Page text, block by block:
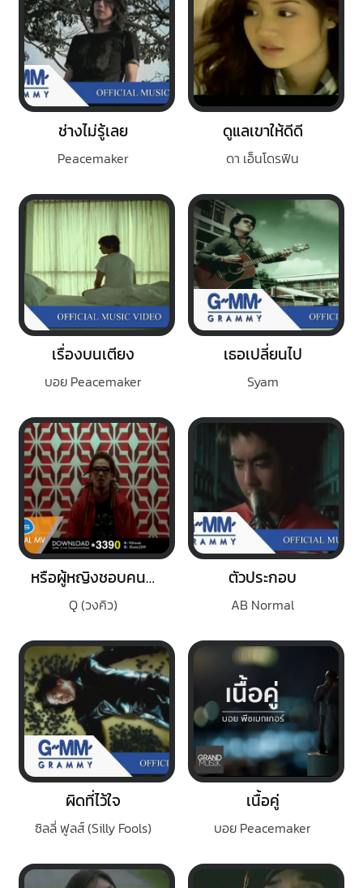
ช่างไม่รู้เลย
Peacemaker
ดูแลเขาให้ดีดี
ดา เอ็นโดรฟิน
เรื่องบนเตียง
บอย Peacemaker
เธอเปลี่ยนไป
Syam
หรือผู้หญิงชอบคนเลว
Q (วงคิว)
ตัวประกอบ
AB Normal
ผิดที่ไว้ใจ
ซิลลี่ ฟูลส์ (Silly Fools)
เนื้อคู่
บอย Peacemaker